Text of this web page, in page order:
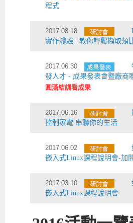
程式
2017.08.18
實作體驗 : 教你輕鬆擷取類
2017.06.30
發人才 - 成果發表會暨廠商
圓滿結訓看成果
2017.06.16
控制家電 串聯你的生活
2017.06.02
嵌入式Linux課程說明會-加
2017.03.10
嵌入式Linux課程說明會